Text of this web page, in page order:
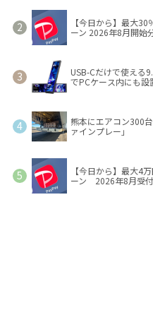
【今日から】最大
ーン 2026年8月開始
USB-Cだけで使える
でPCケース内にも設
熊本にエアコン300
ァインプレー」
【今日から】最大4
ーン 2026年8月受